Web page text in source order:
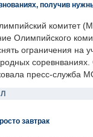
получив
комитет
Олимпийского
ограничения на
пресс-служба
завтрак